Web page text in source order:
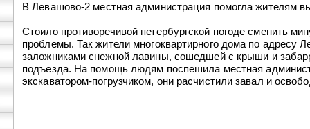
В Левашово-2 местная администрация помогла жителям
Стоило противоречивой петербургской погоде сменить
проблемы. Так жители многоквартирного дома по адресу
заложниками снежной лавины, сошедшей с крыши и
подъезда. На помощь людям поспешила местная
экскаватором-погрузчиком, они расчистили завал и